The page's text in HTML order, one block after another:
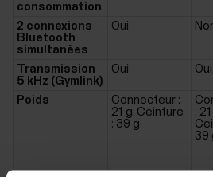
consommation
2 connexions
Bluetooth
simultanées
Oui
Transmission
5 kHz (Gymlink)
Oui Oui
Poids
Connecteur :
21 g, Ceinture
: 39 g
:
39